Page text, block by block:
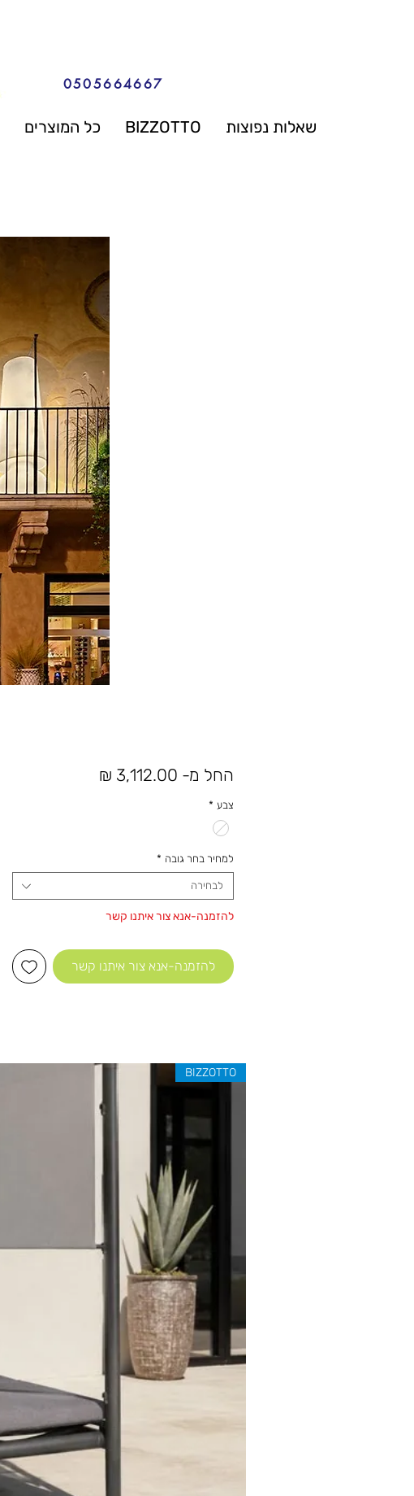
0505664667
שאלות נפוצות BIZZOTTO כל המוצרים
החל מ- 3,112.00 ₪
צבע *
למחיר בחר גובה *
לבחירה
להזמנה-אנא צור איתנו קשר
להזמנה-אנא צור איתנו קשר
BIZZOTTO